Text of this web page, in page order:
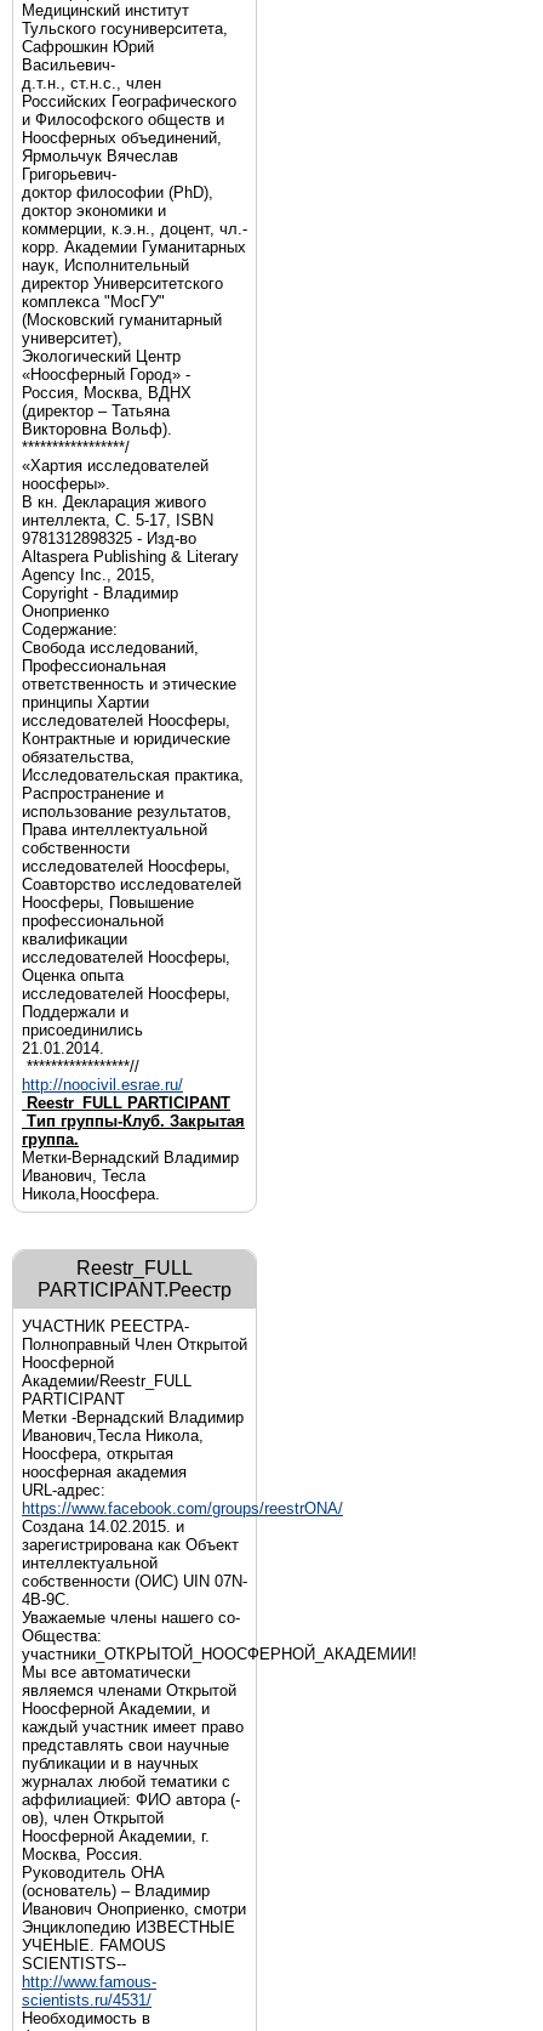
Медицинский институт
Тульского госуниверситета,
Сафрошкин Юрий
Васильевич-
д.т.н., ст.н.с., член
Российских Географического
и Философского обществ и
Ноосферных объединений,
Ярмольчук Вячеслав
Григорьевич-
доктор философии (PhD),
доктор экономики и
коммерции, к.э.н., доцент, чл.-
корр. Академии Гуманитарных
наук, Исполнительный
директор Университетского
комплекса "МосГУ"
(Московский гуманитарный
университет),
Экологический Центр
«Ноосферный Город» -
Россия, Москва, ВДНХ
(директор – Татьяна
Викторовна Вольф).
*****************/
«Хартия исследователей
ноосферы».
В кн. Декларация живого
интеллекта, С. 5-17, ISBN
9781312898325 - Изд-во
Altaspera Publishing & Literary
Agency Inc., 2015,
Copyright - Владимир
Оноприенко
Содержание:
Свобода исследований,
Профессиональная
ответственность и этические
принципы Хартии
исследователей Ноосферы,
Контрактные и юридические
обязательства,
Исследовательская практика,
Распространение и
использование результатов,
Права интеллектуальной
собственности
исследователей Ноосферы,
Соавторство исследователей
Ноосферы, Повышение
профессиональной
квалификации
исследователей Ноосферы,
Оценка опыта
исследователей Ноосферы,
Поддержали и
присоединились
21.01.2014.
*****************//
http://noocivil.esrae.ru/
Reestr_FULL PARTICIPANT
Тип группы-Клуб. Закрытая
группа.
Метки-Вернадский Владимир
Иванович, Тесла
Никола,Ноосфера.
Reestr_FULL
PARTICIPANT.Реестр
УЧАСТНИК РЕЕСТРА-
Полноправный Член Открытой
Ноосферной
Академии/Reestr_FULL
PARTICIPANT
Метки -Вернадский Владимир
Иванович,Тесла Никола,
Ноосфера, открытая
ноосферная академия
URL-адрес:
https://www.facebook.com/groups/reestrONA/
Создана 14.02.2015. и
зарегистрирована как Объект
интеллектуальной
собственности (ОИС) UIN 07N-
4B-9C.
Уважаемые члены нашего со-
Общества:
участники_ОТКРЫТОЙ_НООСФЕРНОЙ_АКАДЕМИИ!
Мы все автоматически
являемся членами Открытой
Ноосферной Академии, и
каждый участник имеет право
представлять свои научные
публикации и в научных
журналах любой тематики с
аффилиацией: ФИО автора (-
ов), член Открытой
Ноосферной Академии, г.
Москва, Россия.
Руководитель ОНА
(основатель) – Владимир
Иванович Оноприенко, смотри
Энциклопедию ИЗВЕСТНЫЕ
УЧЕНЫЕ. FAMOUS
SCIENTISTS--
http://www.famous-
scientists.ru/4531/
Необходимость в